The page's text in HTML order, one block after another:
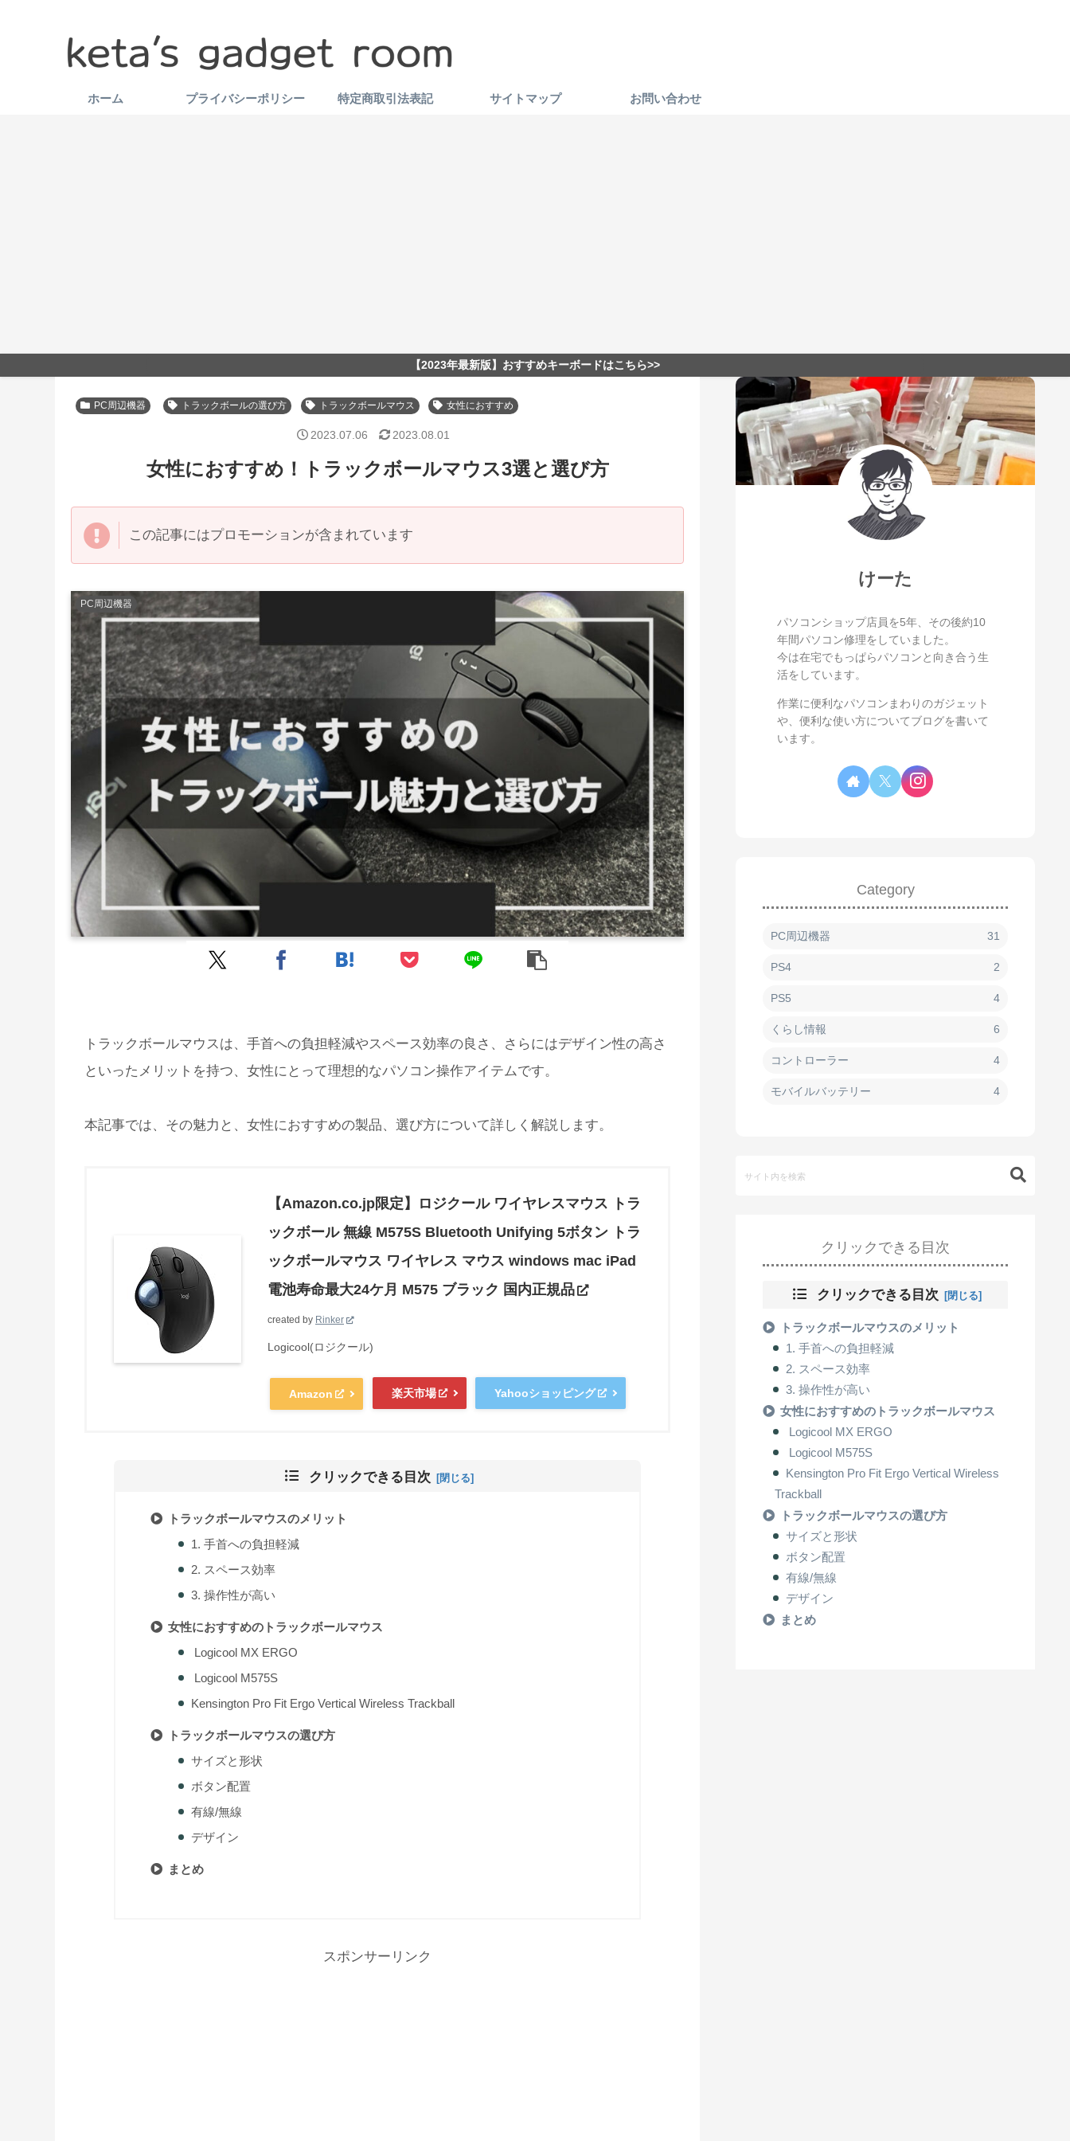
ホーム プライバシーポリシー 特定商取引法表記 サイトマップ お問い合わせ
【2023年最新版】おすすめキーボードはこちら>>
PC周辺機器 トラックボールの選び方 トラックボールマウス 女性におすすめ
女性におすすめ！トラックボールマウス3選と選び方
この記事にはプロモーションが含まれています
PC周辺機器
2023.07.06 2023.08.01
トラックボールマウスは、手首への負担軽減やスペース効率の良さ、さらにはデザイン性の高さ
といったメリットを持つ、女性にとって理想的なパソコン操作アイテムです。
本記事では、その魅力と、女性におすすめの製品、選び方について詳しく解説します。
【Amazon.co.jp限定】ロジクール ワイヤレスマウス トラ
ックボール 無線 M575S Bluetooth Unifying 5ボタン トラ
ックボールマウス ワイヤレス マウス windows mac iPad
電池寿命最大24ケ月 M575 ブラック 国内正規品
created by Rinker
Logicool(ロジクール)
Amazon 楽天市場 Yahooショッピング
クリックできる目次
トラックボールマウスのメリット
1. 手首への負担軽減
2. スペース効率
3. 操作性が高い
女性におすすめのトラックボールマウス
Logicool MX ERGO
Logicool M575S
Kensington Pro Fit Ergo Vertical Wireless Trackball
トラックボールマウスの選び方
サイズと形状
ボタン配置
有線/無線
デザイン
まとめ
スポンサーリンク
けーた
パソコンショップ店員を5年、その後約10
年間パソコン修理をしていました。
今は在宅でもっぱらパソコンと向き合う生
活をしています。
作業に便利なパソコンまわりのガジェット
や、便利な使い方についてブログを書いて
います。
Category
PC周辺機器 31
PS4 2
PS5 4
くらし情報 6
コントローラー 4
モバイルバッテリー 4
クリックできる目次
クリックできる目次
トラックボールマウスのメリット
1. 手首への負担軽減
2. スペース効率
3. 操作性が高い
女性におすすめのトラックボールマウス
Logicool MX ERGO
Logicool M575S
Kensington Pro Fit Ergo Vertical Wireless
Trackball
トラックボールマウスの選び方
サイズと形状
ボタン配置
有線/無線
デザイン
まとめ